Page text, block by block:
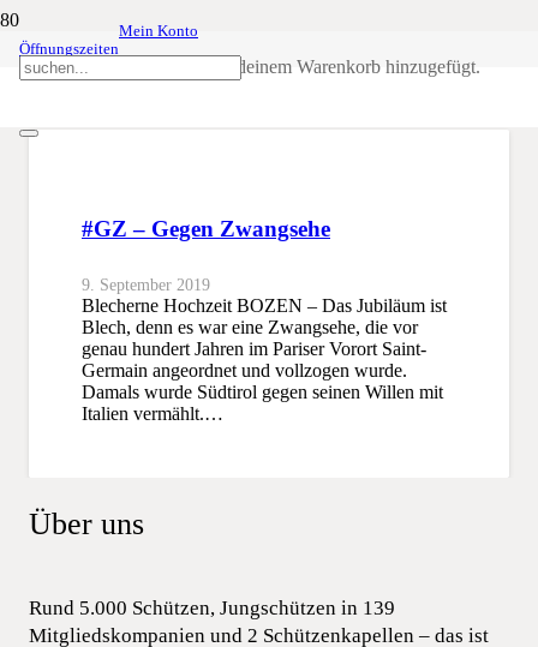
Öffnungszeiten
Mein Konto
wurde deinem Warenkorb hinzugefügt.
Saint-Germain
#GZ – Gegen Zwangsehe
9. September 2019
Blecherne Hochzeit BOZEN – Das Jubiläum ist
Blech, denn es war eine Zwangsehe, die vor
genau hundert Jahren im Pariser Vorort Saint-
Germain angeordnet und vollzogen wurde.
Damals wurde Südtirol gegen seinen Willen mit
Italien vermählt.…
Über uns
Rund 5.000 Schützen, Jungschützen in 139
Mitgliedskompanien und 2 Schützenkapellen – das ist